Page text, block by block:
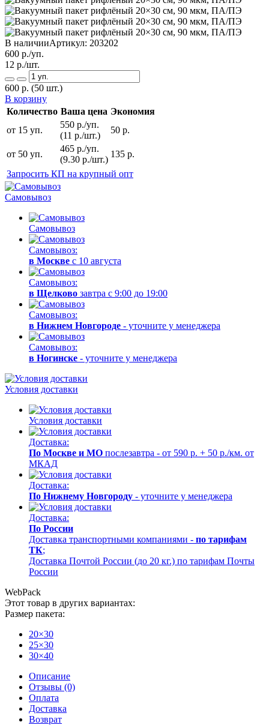
В наличииАртикул: 203202
600 р./уп.
12 р./шт.
600 р. (50 шт.)
В корзину
Количество Ваша цена Экономия
от 15 уп.
550 р./уп.
(11 р./шт.)
50 р.
от 50 уп.
465 р./уп.
(9.30 р./шт.)
135 р.
Запросить КП на крупный опт
Самовывоз
Самовывоз
Самовывоз:
в Москве с 10 августа
Самовывоз:
в Щелково завтра с 9:00 до 19:00
Самовывоз:
в Нижнем Новгороде - уточните у менеджера
Самовывоз:
в Ногинске - уточните у менеджера
Условия доставки
Условия доставки
Доставка:
По Москве и МО послезавтра - от 590 р. + 50 р./км. от
МКАД
Доставка:
По Нижнему Новгороду - уточните у менеджера
Доставка:
По России
Доставка транспортными компаниями - по тарифам
ТК;
Доставка Почтой России (до 20 кг.) по тарифам Почты
России
WebPack
Этот товар в других вариантах:
Размер пакета:
20×30
25×30
30×40
Описание
Отзывы (0)
Оплата
Доставка
Возврат